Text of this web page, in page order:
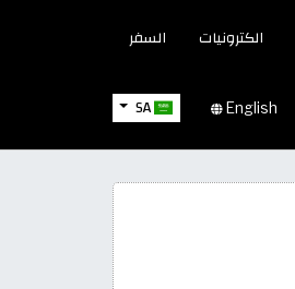
الكترونيات السفر
SA English